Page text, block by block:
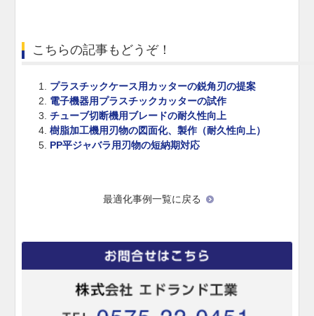
こちらの記事もどうぞ！
プラスチックケース用カッターの鋭角刃の提案
電子機器用プラスチックカッターの試作
チューブ切断機用ブレードの耐久性向上
樹脂加工機用刃物の図面化、製作（耐久性向上）
PP平ジャバラ用刃物の短納期対応
最適化事例一覧に戻る